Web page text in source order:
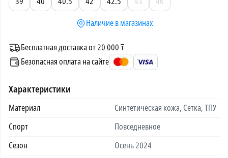
Наличие в магазинах
Бесплатная доставка от 20 000 ₸
Безопасная оплата на сайте
Характеристики
Материал
Синтетическая кожа, Сетка, ТПУ
Спорт
Повседневное
Сезон
Осень 2024